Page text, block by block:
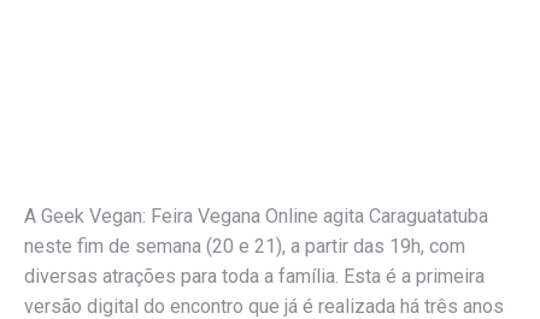
A Geek Vegan: Feira Vegana Online agita Caraguatatuba
neste fim de semana (20 e 21), a partir das 19h, com
diversas atrações para toda a família. Esta é a primeira
versão digital do encontro que já é realizada há três anos